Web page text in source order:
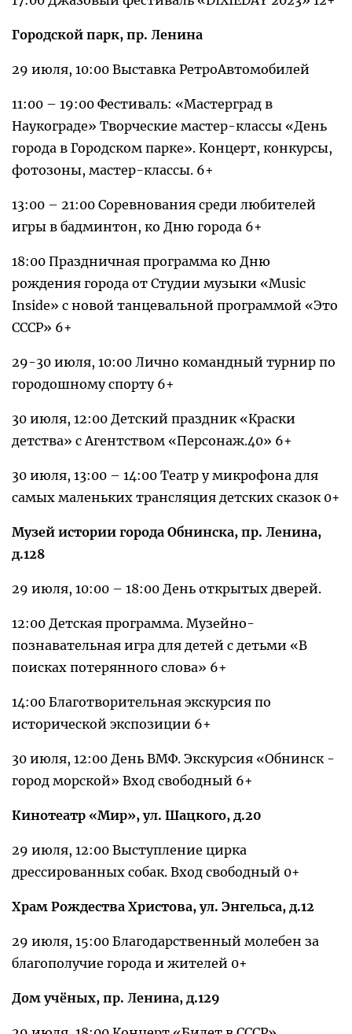
Городской парк, пр. Ленина
29 июля, 10:00 Выставка РетроАвтомобилей
11:00 – 19:00 Фестиваль: «Мастерград в
Наукограде» Творческие мастер-классы «День
города в Городском парке». Концерт, конкурсы,
фотозоны, мастер-классы. 6+
13:00 – 21:00 Соревнования среди любителей
игры в бадминтон, ко Дню города 6+
18:00 Праздничная программа ко Дню
рождения города от Студии музыки «Music
Inside» с новой танцевальной программой «Это
СССР» 6+
29-30 июля, 10:00 Лично командный турнир по
городошному спорту 6+
30 июля, 12:00 Детский праздник «Краски
детства» с Агентством «Персонаж.40» 6+
30 июля, 13:00 – 14:00 Театр у микрофона для
самых маленьких трансляция детских сказок 0+
Музей истории города Обнинска, пр. Ленина,
д.128
29 июля, 10:00 – 18:00 День открытых дверей.
12:00 Детская программа. Музейно-
познавательная игра для детей с детьми «В
поисках потерянного слова» 6+
14:00 Благотворительная экскурсия по
исторической экспозиции 6+
30 июля, 12:00 День ВМФ. Экскурсия «Обнинск -
город морской» Вход свободный 6+
Кинотеатр «Мир», ул. Шацкого, д.20
29 июля, 12:00 Выступление цирка
дрессированных собак. Вход свободный 0+
Храм Рождества Христова, ул. Энгельса, д.12
29 июля, 15:00 Благодарственный молебен за
благополучие города и жителей 0+
Дом учёных, пр. Ленина, д.129